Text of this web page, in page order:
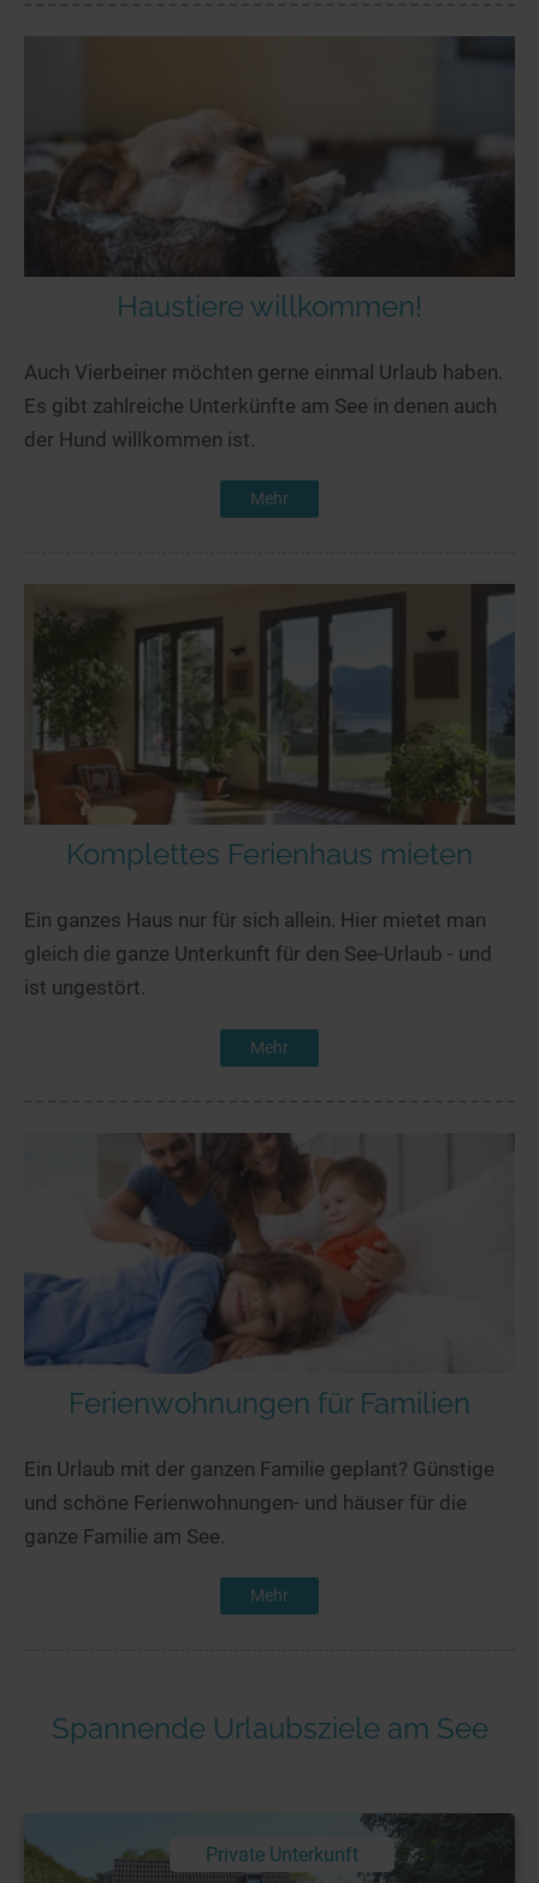
Haustiere willkommen!
Auch Vierbeiner möchten gerne einmal Urlaub haben.
Es gibt zahlreiche Unterkünfte am See in denen auch
der Hund willkommen ist.
Mehr
Komplettes Ferienhaus mieten
Ein ganzes Haus nur für sich allein. Hier mietet man
gleich die ganze Unterkunft für den See-Urlaub - und
ist ungestört.
Mehr
Ferienwohnungen für Familien
Ein Urlaub mit der ganzen Familie geplant? Günstige
und schöne Ferienwohnungen- und häuser für die
ganze Familie am See.
Mehr
Spannende Urlaubsziele am See
Private Unterkunft